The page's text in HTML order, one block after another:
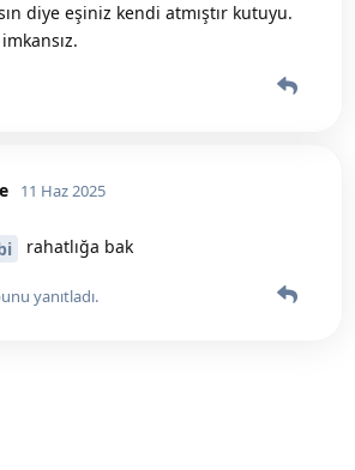
diye eşiniz kendi atmıştır kutuyu.
11 Haz 2025
rahatlığa bak
yanıtladı.